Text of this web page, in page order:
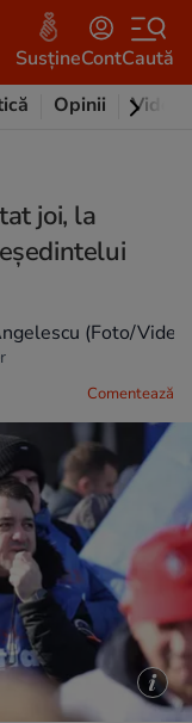
SusțineContCaută
Opinii Video
joi, la
(Foto/Video)
Comentează